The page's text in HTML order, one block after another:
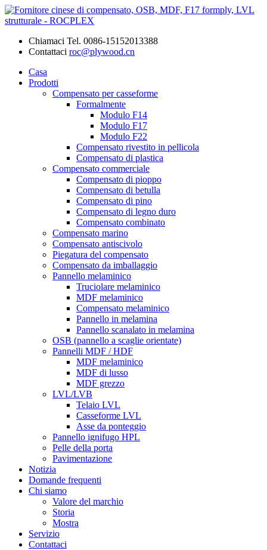
Chiamaci Tel. 0086-15152013388
Contattaci roc@plywood.cn
Casa
Prodotti
Compensato per casseforme
Formalmente
Modulo F14
Modulo F17
Modulo F22
Compensato rivestito in pellicola
Compensato di plastica
Compensato commerciale
Compensato di pioppo
Compensato di betulla
Compensato di pino
Compensato di legno duro
Compensato combinato
Compensato marino
Compensato antiscivolo
Piegatura del compensato
Compensato da imballaggio
Pannello melaminico
Truciolare melaminico
MDF melaminico
Compensato melaminico
Pannello in melamina
Pannello scanalato in melamina
OSB (pannello a scaglie orientate)
Pannelli MDF / HDF
MDF melaminico
MDF di lusso
MDF grezzo
LVL/LVB
Telaio LVL
Casseforme LVL
Asse da ponteggio
Pannello ignifugo HPL
Pelle della porta
Pavimentazione
Notizia
Domande frequenti
Chi siamo
Valore del marchio
Storia
Mostra
Servizio
Contattaci